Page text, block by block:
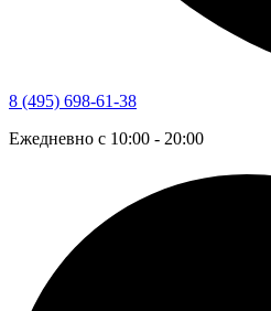
8 (495) 698-61-38
Ежедневно с 10:00 - 20:00